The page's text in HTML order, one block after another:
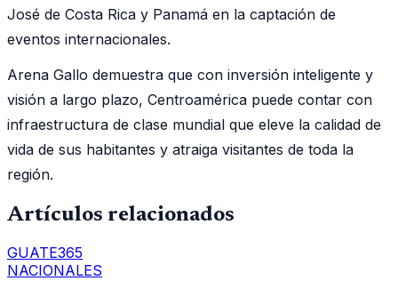
José de Costa Rica y Panamá en la captación de
eventos internacionales.
Arena Gallo demuestra que con inversión inteligente y
visión a largo plazo, Centroamérica puede contar con
infraestructura de clase mundial que eleve la calidad de
vida de sus habitantes y atraiga visitantes de toda la
región.
Artículos relacionados
GUATE365
NACIONALES